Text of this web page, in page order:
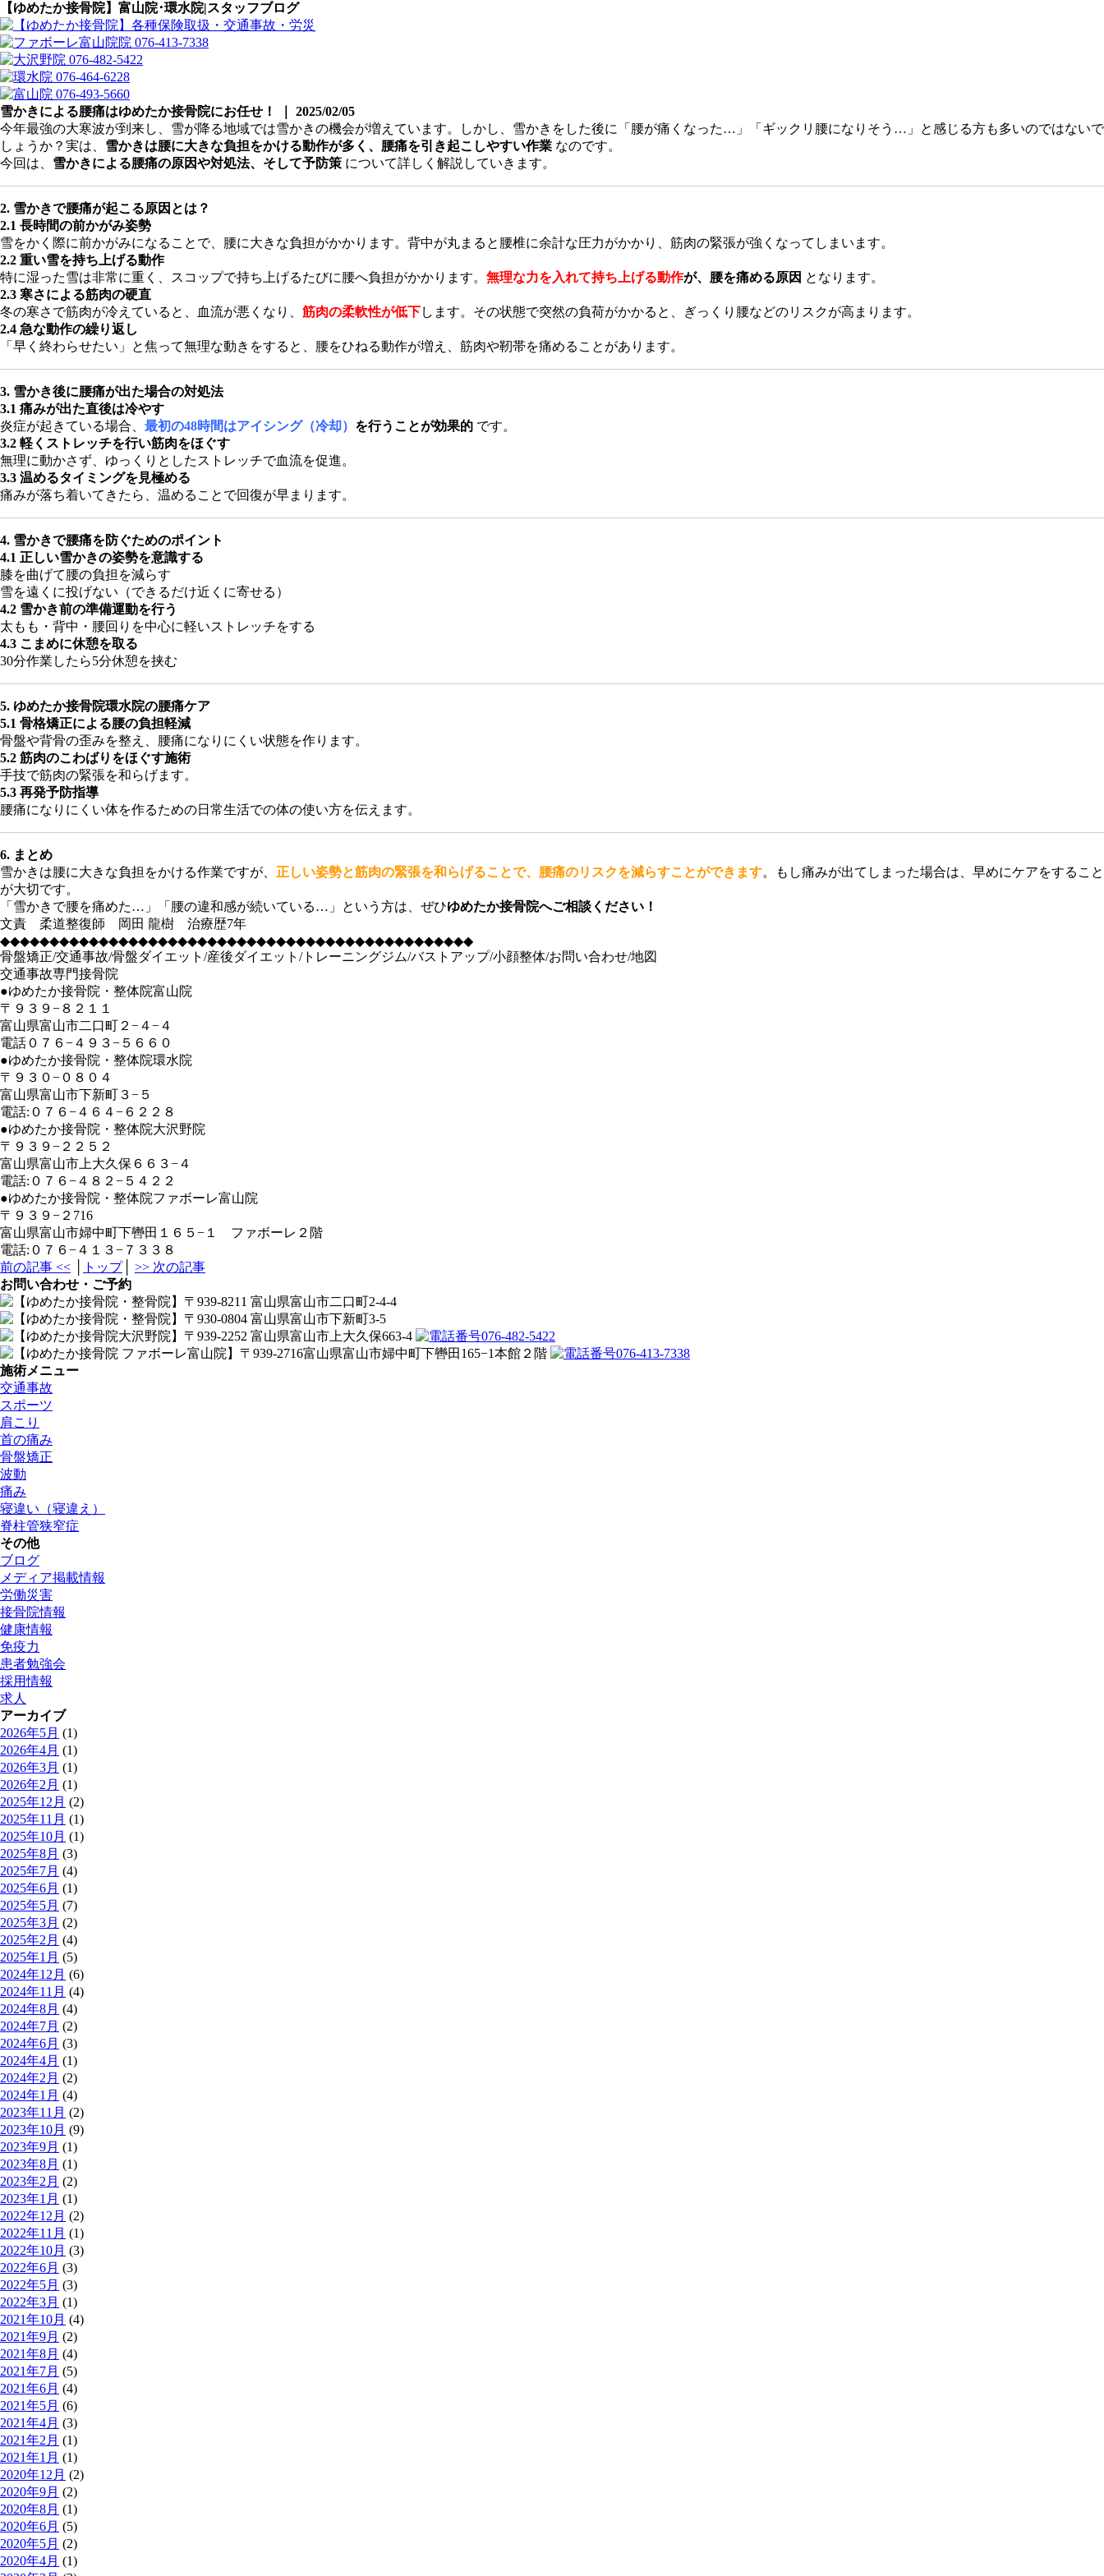
【ゆめたか接骨院】富山院･環水院|スタッフブログ
雪かきによる腰痛はゆめたか接骨院にお任せ！ ｜ 2025/02/05
今年最強の大寒波が到来し、雪が降る地域では雪かきの機会が増えています。しかし、雪かきをした後に「腰が痛くなった…」「ギックリ腰になりそう…」と感じる方も多いのではないで
しょうか？実は、 雪かきは腰に大きな負担をかける動作が多く、腰痛を引き起こしやすい作業 なのです。
今回は、 雪かきによる腰痛の原因や対処法、そして予防策 について詳しく解説していきます。
2. 雪かきで腰痛が起こる原因とは？
2.1 長時間の前かがみ姿勢
雪をかく際に前かがみになることで、腰に大きな負担がかかります。背中が丸まると腰椎に余計な圧力がかかり、筋肉の緊張が強くなってしまいます。
2.2 重い雪を持ち上げる動作
特に湿った雪は非常に重く、スコップで持ち上げるたびに腰へ負担がかかります。 無理な力を入れて持ち上げる動作が、腰を痛める原因 となります。
2.3 寒さによる筋肉の硬直
冬の寒さで筋肉が冷えていると、血流が悪くなり、 筋肉の柔軟性が低下します。その状態で突然の負荷がかかると、ぎっくり腰などのリスクが高まります。
2.4 急な動作の繰り返し
「早く終わらせたい」と焦って無理な動きをすると、腰をひねる動作が増え、筋肉や靭帯を痛めることがあります。
3. 雪かき後に腰痛が出た場合の対処法
3.1 痛みが出た直後は冷やす
炎症が起きている場合、 最初の48時間はアイシング（冷却） を行うことが効果的 です。
3.2 軽くストレッチを行い筋肉をほぐす
無理に動かさず、ゆっくりとしたストレッチで血流を促進。
3.3 温めるタイミングを見極める
痛みが落ち着いてきたら、温めることで回復が早まります。
4. 雪かきで腰痛を防ぐためのポイント
4.1 正しい雪かきの姿勢を意識する
膝を曲げて腰の負担を減らす
雪を遠くに投げない（できるだけ近くに寄せる）
4.2 雪かき前の準備運動を行う
太もも・背中・腰回りを中心に軽いストレッチをする
4.3 こまめに休憩を取る
30分作業したら5分休憩を挟む
5. ゆめたか接骨院環水院の腰痛ケア
5.1 骨格矯正による腰の負担軽減
骨盤や背骨の歪みを整え、腰痛になりにくい状態を作ります。
5.2 筋肉のこわばりをほぐす施術
手技で筋肉の緊張を和らげます。
5.3 再発予防指導
腰痛になりにくい体を作るための日常生活での体の使い方を伝えます。
6. まとめ
雪かきは腰に大きな負担をかける作業ですが、 正しい姿勢と筋肉の緊張を和らげることで、腰痛のリスクを減らすことができます。もし痛みが出てしまった場合は、早めにケアをすること
が大切です。
「雪かきで腰を痛めた…」「腰の違和感が続いている…」という方は、ぜひゆめたか接骨院へご相談ください！
文責 柔道整復師 岡田 龍樹 治療歴7年
◆◆◆◆◆◆◆◆◆◆◆◆◆◆◆◆◆◆◆◆◆◆◆◆◆◆◆◆◆◆◆◆◆◆◆◆◆◆◆◆◆◆◆◆◆◆◆◆
骨盤矯正/交通事故/骨盤ダイエット/産後ダイエット/トレーニングジム/バストアップ/小顔整体/お問い合わせ/地図
交通事故専門接骨院
●ゆめたか接骨院・整体院富山院
〒９３９−８２１１
富山県富山市二口町２−４−４
電話０７６−４９３−５６６０
●ゆめたか接骨院・整体院環水院
〒９３０−０８０４
富山県富山市下新町３−５
電話:０７６−４６４−６２２８
●ゆめたか接骨院・整体院大沢野院
〒９３９−２２５２
富山県富山市上大久保６６３−４
電話:０７６−４８２−５４２２
●ゆめたか接骨院・整体院ファボーレ富山院
〒９３９−２716
富山県富山市婦中町下轡田１６５−１ ファボーレ２階
電話:０７６−４１３−７３３８
前の記事 <<
トップ│ >> 次の記事
お問い合わせ・ご予約
施術メニュー
交通事故
スポーツ
肩こり
首の痛み
骨盤矯正
波動
痛み
寝違い（寝違え）
脊柱管狭窄症
その他
ブログ
メディア掲載情報
労働災害
接骨院情報
健康情報
免疫力
患者勉強会
採用情報
求人
アーカイブ
2026年5月 (1)
2026年4月 (1)
2026年3月 (1)
2026年2月 (1)
2025年12月 (2)
2025年11月 (1)
2025年10月 (1)
2025年8月 (3)
2025年7月 (4)
2025年6月 (1)
2025年5月 (7)
2025年3月 (2)
2025年2月 (4)
2025年1月 (5)
2024年12月 (6)
2024年11月 (4)
2024年8月 (4)
2024年7月 (2)
2024年6月 (3)
2024年4月 (1)
2024年2月 (2)
2024年1月 (4)
2023年11月 (2)
2023年10月 (9)
2023年9月 (1)
2023年8月 (1)
2023年2月 (2)
2023年1月 (1)
2022年12月 (2)
2022年11月 (1)
2022年10月 (3)
2022年6月 (3)
2022年5月 (3)
2022年3月 (1)
2021年10月 (4)
2021年9月 (2)
2021年8月 (4)
2021年7月 (5)
2021年6月 (4)
2021年5月 (6)
2021年4月 (3)
2021年2月 (1)
2021年1月 (1)
2020年12月 (2)
2020年9月 (2)
2020年8月 (1)
2020年6月 (5)
2020年5月 (2)
2020年4月 (1)